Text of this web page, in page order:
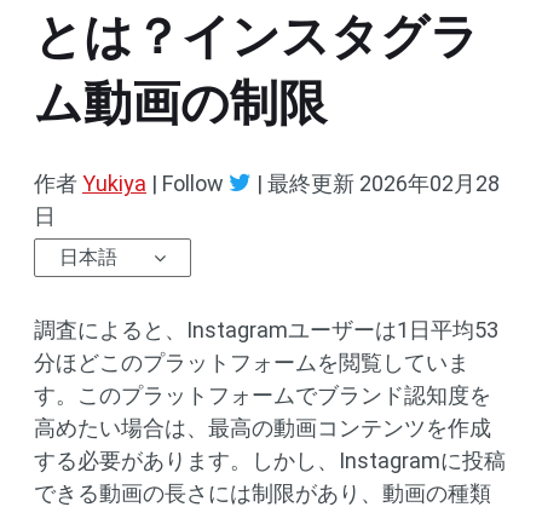
とは？インスタグラ
ム動画の制限
作者Yukiya | Follow | 最終更新 2026年02月28
日
日本語
調査によると、Instagramユーザーは1日平均53
分ほどこのプラットフォームを閲覧していま
す。このプラットフォームでブランド認知度を
高めたい場合は、最高の動画コンテンツを作成
する必要があります。しかし、Instagramに投稿
できる動画の長さには制限があり、動画の種類